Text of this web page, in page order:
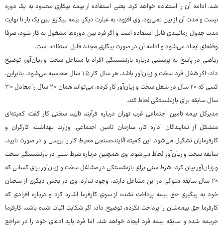
شد، ادامه آن را استفاده خواهد کرد. یعنی استفاده از بیمه بیکاری محدود به یک دوره
نیست و مدت آن از بین نمی‌رود. وی افزود: به عبارت دیگر، بیمه بیکاری بین یک بار تا نهایت
مدت جدول زمانبندی قابل استفاده است و اگر فرد بین دوره‌ها مشغول به کار شود، صرفا
وقفه‌ای ایجاد می‌شود و ادامه آن در صورت بیکاری مجدد قابل استفاده است.
ریاضی در پاسخ به پرسشی درباره بازنشستگی افراد با مشاغل سخت و زیان‌آور، توضیح
داد: اگر شغل فرد سخت و زیان‌آور باشد، هر سال کار ۱.۵ سال محاسبه می‌شود. بنابراین،
کسی که ۲۰ سال در شغل سخت و زیان‌آور کار کرده، می‌تواند همان ۲۰ سال را معادل ۳۰
سال سابقه برای بازنشستگی لحاظ کند.
مدیرکل بیمه تامین اجتماعی غرب تهران درباره فرآیند تایید سختی کار گفت: کمیته‌ای
متشکل از نمایندگان اداره کار، سازمان تامین اجتماعی، وزارت بهداشت، کارگران و
کارفرمایان تشکیل می‌شود. این کمیته آلاینده‌سنجی محیط کار را بررسی و در صورت تایید،
سابقه سخت و زیان‌آور لحاظ می‌شود. وی همچنین درباره شرط سنی در بازنشستگی سخت
و زیان‌آور بیان کرد: شرط سنی برای بازنشستگی در مشاغل سخت و زیان‌آور برای کسانی که
۲۰ سال سابقه متوالی در این مشاغل دارند، وجود ندارد. وی در بخش دیگری از سخنان
خود به پیگیری حق بیمه پرداخت نشده از سوی کارفرما اشاره کرد و درباره افرادی که
کارفرما حق بیمه‌شان را پرداخت نکرده، توضیح داد: اگر شکایت اثبات شده باشد، کارفرما
جریمه شده و سابقه بیمه فرد ایجاد خواهد شد. اما فرد باید ادعای خود را در مراجع